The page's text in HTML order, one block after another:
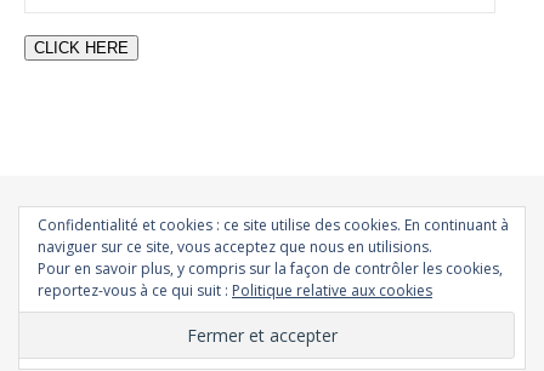
CLICK HERE
All rights reserved – CherryBomb 2019
Confidentialité et cookies : ce site utilise des cookies. En continuant à
naviguer sur ce site, vous acceptez que nous en utilisions.
Pour en savoir plus, y compris sur la façon de contrôler les cookies,
reportez-vous à ce qui suit : Politique relative aux cookies